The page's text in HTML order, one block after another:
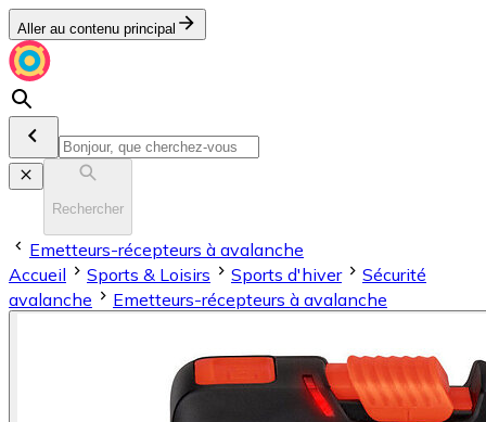
Aller au contenu principal
Rechercher
Emetteurs-récepteurs à avalanche
Accueil
Sports & Loisirs Sports d'hiver
Sécurité
avalanche
Emetteurs-récepteurs à avalanche